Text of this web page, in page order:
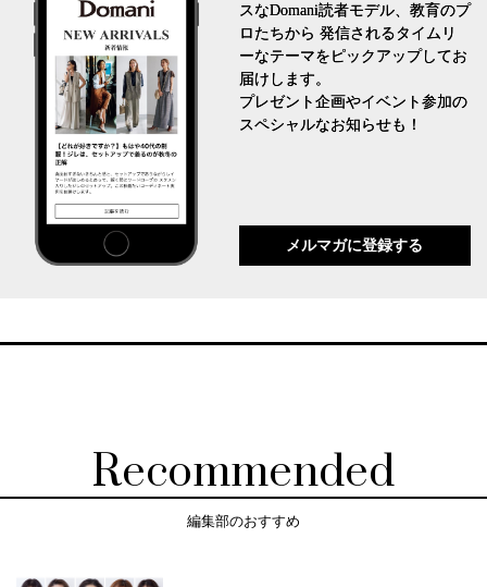
スなDomani読者モデル、教育のプ
ロたちから 発信されるタイムリ
ーなテーマをピックアップしてお
届けします。
プレゼント企画やイベント参加の
スペシャルなお知らせも！
メルマガに登録する
Recommended
編集部のおすすめ